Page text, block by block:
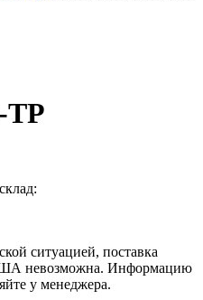
TP
ситуацией, поставка
невозможна. Информацию
у менеджера.